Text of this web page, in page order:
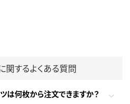
関するよくある質問
は何枚から注文できますか？